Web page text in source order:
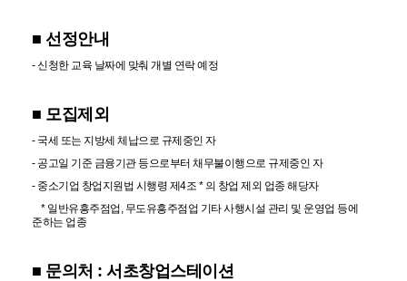
■ 선정안내
- 신청한 교육 날짜에 맞춰 개별 연락 예정
■ 모집제외
- 국세 또는 지방세 체납으로 규제중인 자
- 공고일 기준 금융기관 등으로부터 채무불이행으로 규제중인 자
- 중소기업 창업지원법 시행령 제4조 * 의 창업 제외 업종 해당자
* 일반유흥주점업, 무도유흥주점업 기타 사행시설 관리 및 운영업 등에
준하는 업종
■ 문의처 : 서초창업스테이션